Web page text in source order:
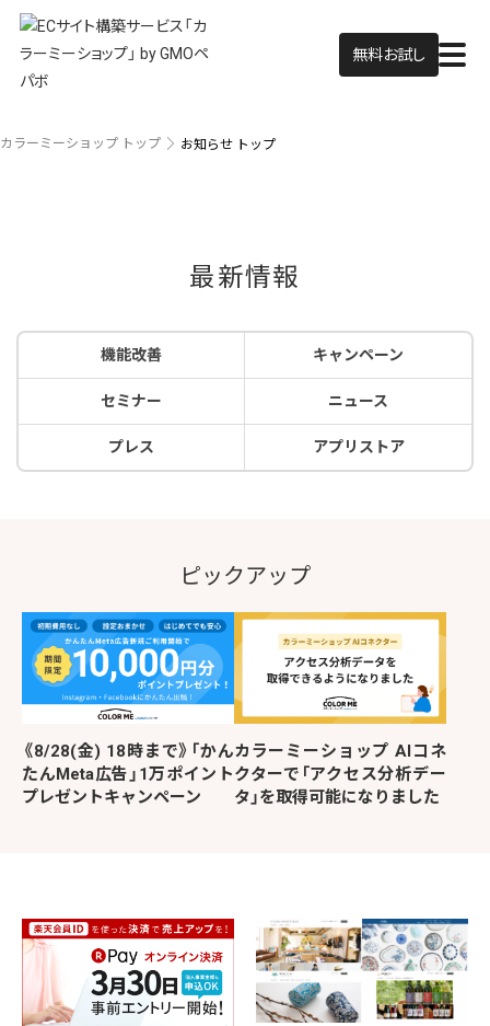
無料お試し
カラーミーショップ トップ お知らせ トップ
最新情報
機能改善 キャンペーン
セミナー ニュース
プレス アプリストア
ピックアップ
《8/28(金) 18時まで》「かん
たんMeta広告」1万ポイント
プレゼントキャンペーン
カラーミーショップ AIコネ
クターで「アクセス分析デー
タ」を取得可能になりました